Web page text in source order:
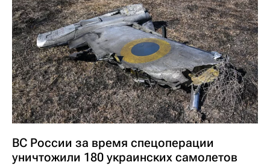
ВС России за время спецоперации
уничтожили 180 украинских самолетов